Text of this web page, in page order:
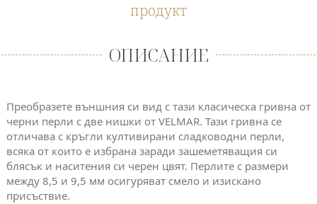
продукт
ОПИСАНИЕ
Преобразете външния си вид с тази класическа гривна от
черни перли с две нишки от VELMAR. Тази гривна се
отличава с кръгли култивирани сладководни перли,
всяка от които е избрана заради зашеметяващия си
блясък и наситения си черен цвят. Перлите с размери
между 8,5 и 9,5 мм осигуряват смело и изискано
присъствие.